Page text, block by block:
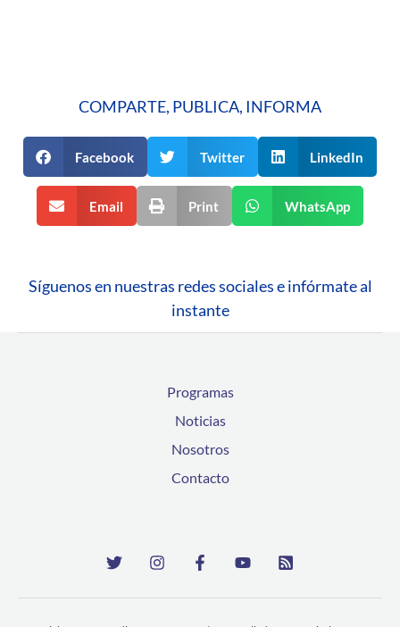
COMPARTE, PUBLICA, INFORMA
Facebook Twitter LinkedIn
Email Print WhatsApp
Síguenos en nuestras redes sociales e infórmate al
instante
Programas
Noticias
Nosotros
Contacto